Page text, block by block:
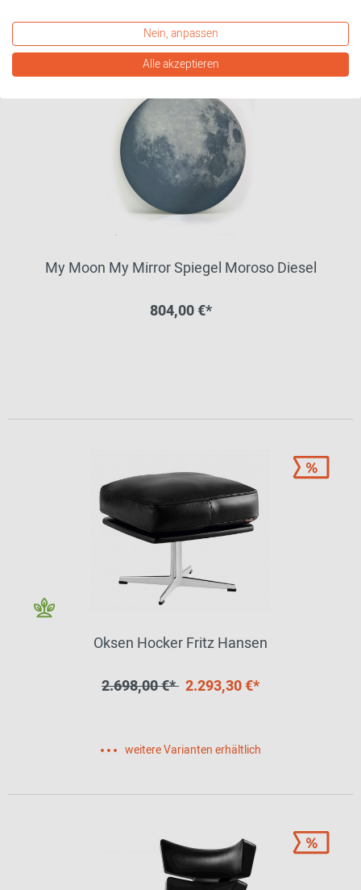
My Moon My Mirror Spiegel Moroso Diesel
804,00 €*
Oksen Hocker Fritz Hansen
2.698,00 €* 2.293,30 €*
weitere Varianten erhältlich
Nein, anpassen
Alle akzeptieren